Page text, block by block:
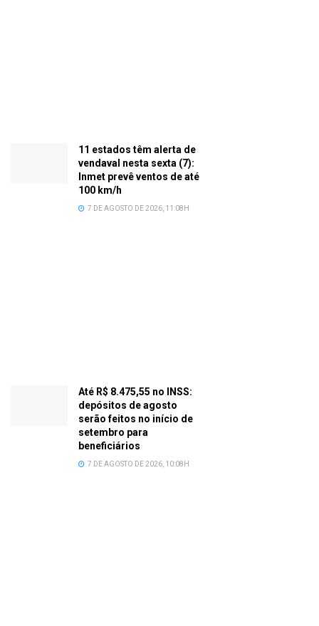
11 estados têm alerta de
vendaval nesta sexta (7):
Inmet prevê ventos de até
100 km/h
7 DE AGOSTO DE 2026, 11:08H
Até R$ 8.475,55 no INSS:
depósitos de agosto
serão feitos no início de
setembro para
beneficiários
7 DE AGOSTO DE 2026, 10:08H